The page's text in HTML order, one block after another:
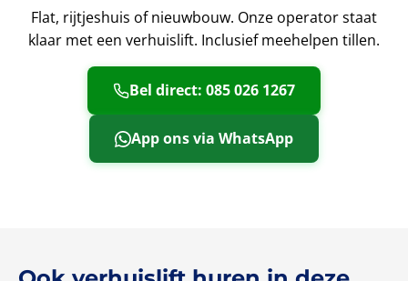
Flat, rijtjeshuis of nieuwbouw. Onze operator staat
klaar met een verhuislift. Inclusief meehelpen tillen.
Bel direct: 085 026 1267
App ons via WhatsApp